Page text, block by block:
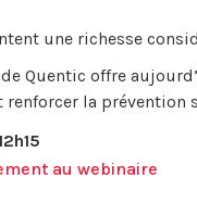
une richesse
Quentic offre
renforcer la prévention
au webinaire